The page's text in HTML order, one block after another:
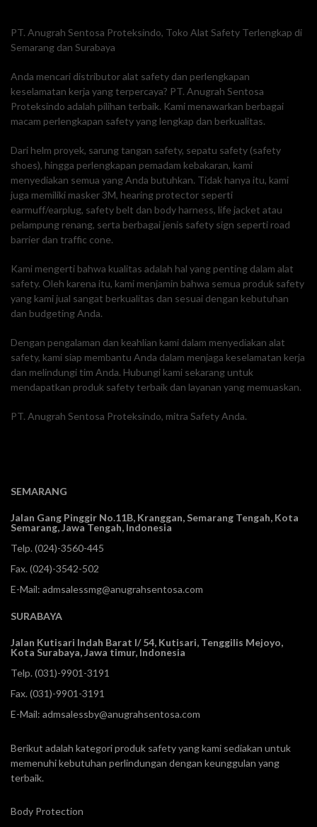
PT. Anugrah Sentosa Proteksindo, Toko Alat Safety Terlengkap di
Semarang dan Surabaya
Anda mencari distributor alat safety dan perlengkapan
keselamatan kerja yang terpercaya? PT. Anugrah Sentosa
Proteksindo adalah pilihan terbaik. Kami menawarkan berbagai
macam perlengkapan safety yang lengkap dan berkualitas.
Dari helm proyek, sarung tangan safety, sepatu safety (safety
shoes), hingga perlengkapan pemadam kebakaran, kami
menyediakan semua yang Anda butuhkan. Tidak hanya itu, kami
juga memiliki masker 3M, hearing protector seperti
earmuff/earplug, safety belt dan body harness, life jacket atau
pelampung renang, serta berbagai jenis safety sign seperti road
barrier dan traffic cone.
Kami mengerti bahwa kualitas adalah hal yang penting dalam alat
safety. Oleh karena itu, kami menjamin bahwa semua produk safety
yang kami jual sangat berkualitas dan sesuai dengan kebutuhan
dan budgeting Anda.
Dengan pengalaman dan keahlian kami dalam menyediakan alat
safety, kami siap membantu Anda dalam menjaga keselamatan kerja
dan melindungi tim Anda. Hubungi kami sekarang untuk
mendapatkan produk safety terbaik dan layanan yang memuaskan.
PT. Anugrah Sentosa Proteksindo, mitra Safety Anda.
SEMARANG
Jalan Gang Pinggir No.11B, Kranggan,Semarang Tengah, Kota
Semarang, Jawa Tengah, Indonesia
Telp. (024)-3560-445
Fax. (024)-3542-502
E-Mail: admsalessmg@anugrahsentosa.com
SURABAYA
Jalan Kutisari Indah Barat I/ 54, Kutisari, Tenggilis Mejoyo,
Kota Surabaya, Jawa timur, Indonesia
Telp. (031)-9901-3191
Fax. (031)-9901-3191
E-Mail: admsalessby@anugrahsentosa.com
Berikut adalah kategori produk safety yang kami sediakan untuk
memenuhi kebutuhan perlindungan dengan keunggulan yang
terbaik.
Body Protection